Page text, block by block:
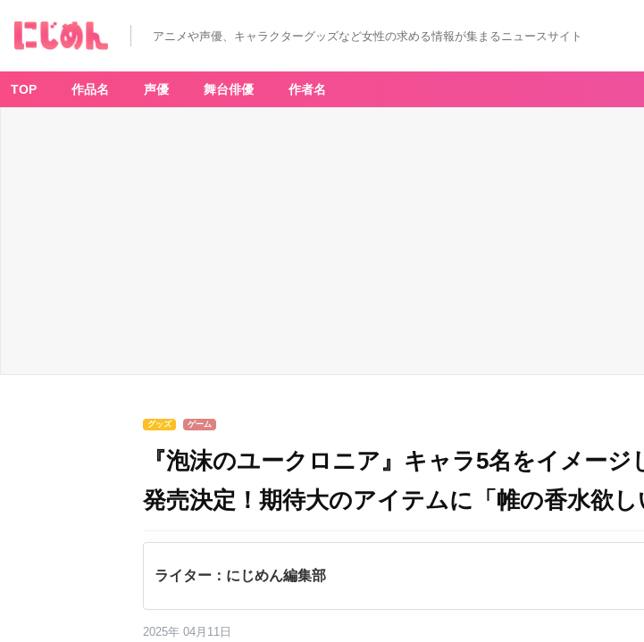
アニメや声優、キャラクターグッズなど女性の求める情報が集まるニュースサイト
TOP 作品名 声優 舞台俳優 作者名
グッズ ゲーム
『泡沫のユークロニア』キャラ5名をイメージ
発売決定！期待大のアイテムに「帷の香水欲し
ライター：にじめん編集部
2025年 04月11日